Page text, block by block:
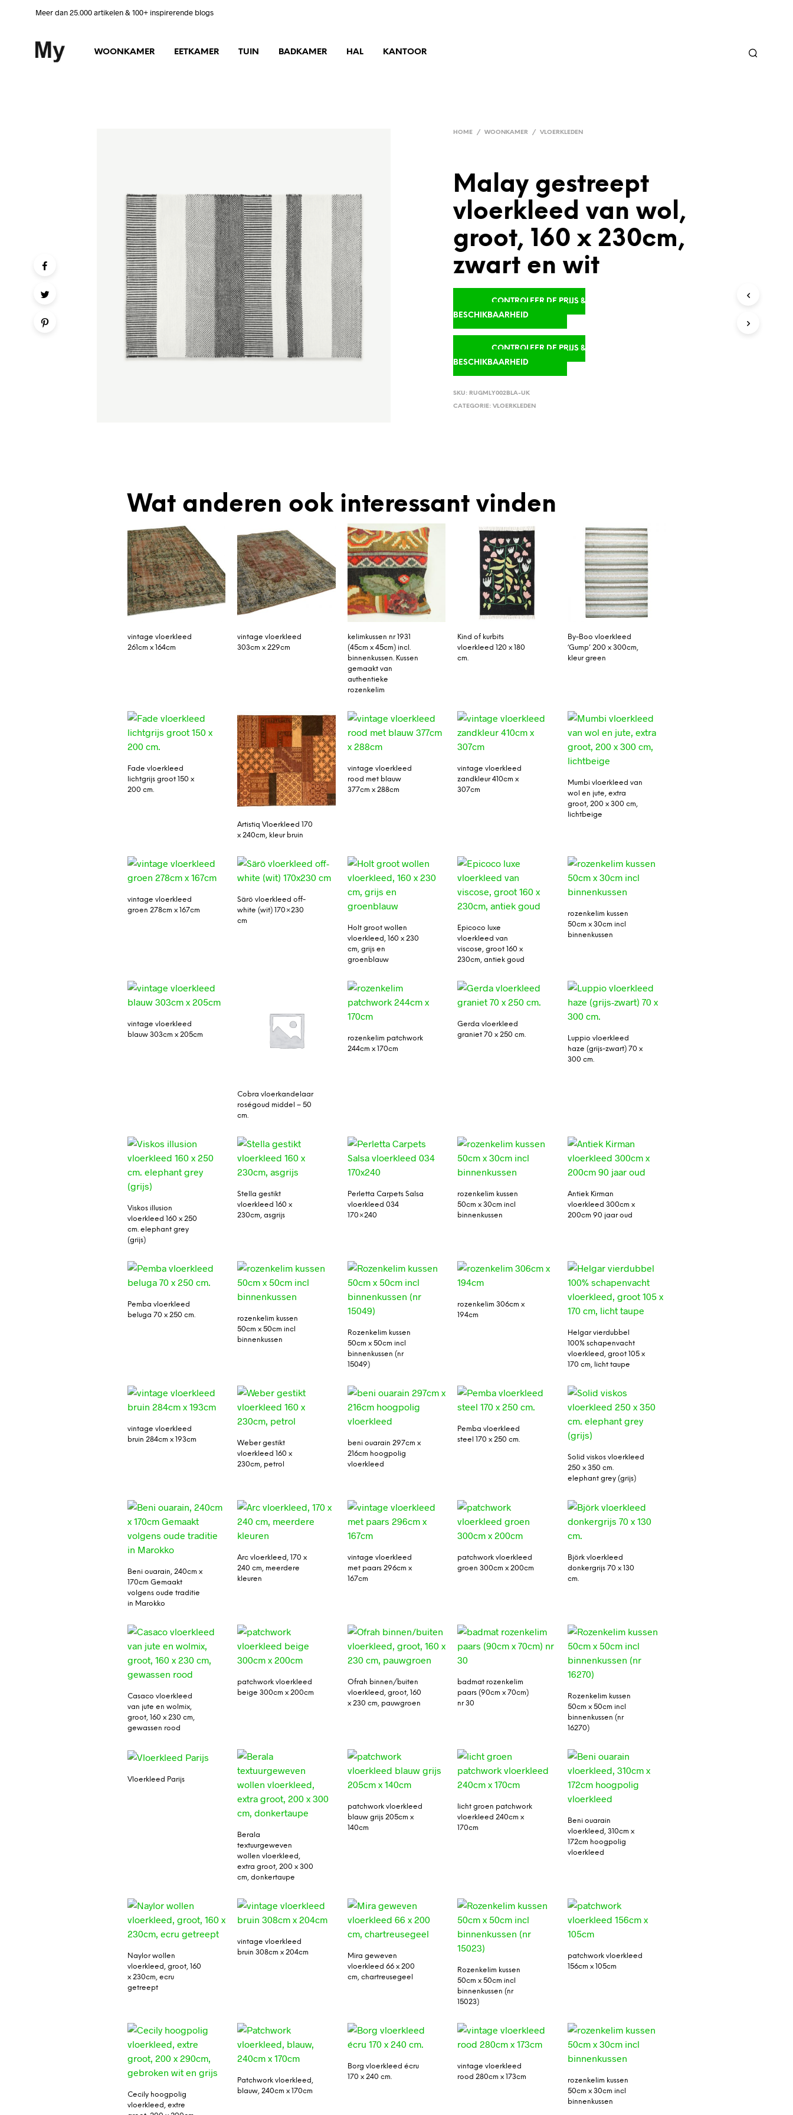
Meer dan 25.000 artikelen & 100+ inspirerende blogs
WOONKAMER EETKAMER TUIN BADKAMER HAL KANTOOR
HOME / WOONKAMER / VLOERKLEDEN
Malay gestreept
vloerkleed van wol,
groot, 160 x 230cm,
zwart en wit
CONTROLEER DE PRIJS &
BESCHIKBAARHEID
CONTROLEER DE PRIJS &
BESCHIKBAARHEID
SKU: RUGMLY002BLA-UK
CATEGORIE:VLOERKLEDEN
Wat anderen ook interessant vinden
vintage vloerkleed
261cm x 164cm
vintage vloerkleed
303cm x 229cm
kelimkussen nr 1931
(45cm x 45cm) incl.
binnenkussen. Kussen
gemaakt van
authentieke
rozenkelim
Kind of kurbits
vloerkleed 120 x 180
cm.
By-Boo vloerkleed
‘Gump’ 200 x 300cm,
kleur green
Fade vloerkleed
lichtgrijs groot 150 x
200 cm.
Artistiq Vloerkleed 170
x 240cm, kleur bruin
vintage vloerkleed
rood met blauw
377cm x 288cm
vintage vloerkleed
zandkleur 410cm x
307cm
Mumbi vloerkleed van
wol en jute, extra
groot, 200 x 300 cm,
lichtbeige
vintage vloerkleed
groen 278cm x 167cm
Särö vloerkleed off-
white (wit) 170×230
cm
Holt groot wollen
vloerkleed, 160 x 230
cm, grijs en
groenblauw
Epicoco luxe
vloerkleed van
viscose, groot 160 x
230cm, antiek goud
rozenkelim kussen
50cm x 30cm incl
binnenkussen
vintage vloerkleed
blauw 303cm x 205cm
Cobra vloerkandelaar
roségoud middel – 50
cm.
rozenkelim patchwork
244cm x 170cm
Gerda vloerkleed
graniet 70 x 250 cm.
Luppio vloerkleed
haze (grijs-zwart) 70 x
300 cm.
Viskos illusion
vloerkleed 160 x 250
cm. elephant grey
(grijs)
Stella gestikt
vloerkleed 160 x
230cm, asgrijs
Perletta Carpets Salsa
vloerkleed 034
170×240
rozenkelim kussen
50cm x 30cm incl
binnenkussen
Antiek Kirman
vloerkleed 300cm x
200cm 90 jaar oud
Pemba vloerkleed
beluga 70 x 250 cm.
rozenkelim kussen
50cm x 50cm incl
binnenkussen
Rozenkelim kussen
50cm x 50cm incl
binnenkussen (nr
15049)
rozenkelim 306cm x
194cm
Helgar vierdubbel
100% schapenvacht
vloerkleed, groot 105 x
170 cm, licht taupe
vintage vloerkleed
bruin 284cm x 193cm
Weber gestikt
vloerkleed 160 x
230cm, petrol
beni ouarain 297cm x
216cm hoogpolig
vloerkleed
Pemba vloerkleed
steel 170 x 250 cm.
Solid viskos vloerkleed
250 x 350 cm.
elephant grey (grijs)
Beni ouarain, 240cm x
170cm Gemaakt
volgens oude traditie
in Marokko
Arc vloerkleed, 170 x
240 cm, meerdere
kleuren
vintage vloerkleed
met paars 296cm x
167cm
patchwork vloerkleed
groen 300cm x 200cm
Björk vloerkleed
donkergrijs 70 x 130
cm.
Casaco vloerkleed
van jute en wolmix,
groot, 160 x 230 cm,
gewassen rood
patchwork vloerkleed
beige 300cm x 200cm
Ofrah binnen/buiten
vloerkleed, groot, 160
x 230 cm, pauwgroen
badmat rozenkelim
paars (90cm x 70cm)
nr 30
Rozenkelim kussen
50cm x 50cm incl
binnenkussen (nr
16270)
Vloerkleed Parijs
Berala
textuurgeweven
wollen vloerkleed,
extra groot, 200 x 300
cm, donkertaupe
patchwork vloerkleed
blauw grijs 205cm x
140cm
licht groen patchwork
vloerkleed 240cm x
170cm
Beni ouarain
vloerkleed, 310cm x
172cm hoogpolig
vloerkleed
Naylor wollen
vloerkleed, groot, 160
x 230cm, ecru
getreept
vintage vloerkleed
bruin 308cm x 204cm
Mira geweven
vloerkleed 66 x 200
cm, chartreusegeel
Rozenkelim kussen
50cm x 50cm incl
binnenkussen (nr
15023)
patchwork vloerkleed
156cm x 105cm
Cecily hoogpolig
vloerkleed, extre
Patchwork vloerkleed,
blauw, 240cm x 170cm
Borg vloerkleed écru
170 x 240 cm.
vintage vloerkleed
rood 280cm x 173cm
rozenkelim kussen
50cm x 30cm incl
binnenkussen